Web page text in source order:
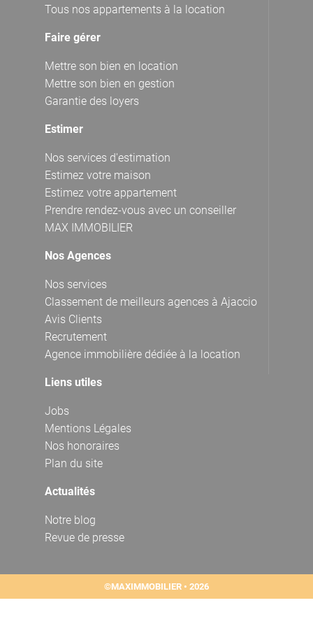
Tous nos appartements à la location
Faire gérer
Mettre son bien en location
Mettre son bien en gestion
Garantie des loyers
Estimer
Nos services d'estimation
Estimez votre maison
Estimez votre appartement
Prendre rendez-vous avec un conseiller
MAX IMMOBILIER
Nos Agences
Nos services
Classement de meilleurs agences à Ajaccio
Avis Clients
Recrutement
Agence immobilière dédiée à la location
Liens utiles
Jobs
Mentions Légales
Nos honoraires
Plan du site
Actualités
Notre blog
Revue de presse
©MAXIMMOBILIER • 2026